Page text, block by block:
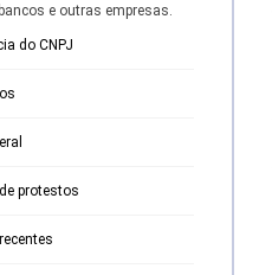
e outras empresas.
do CNPJ
protestos